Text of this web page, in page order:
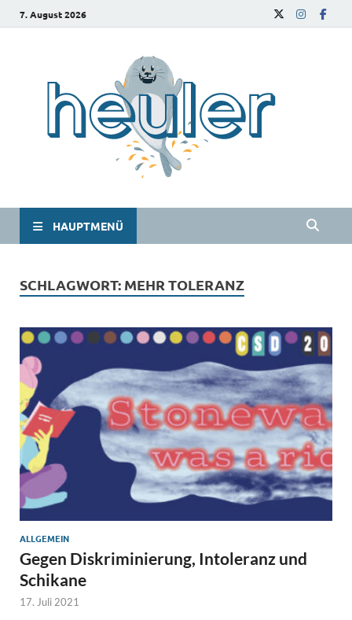
7. August 2026
HAUPTMENÜ
SCHLAGWORT: MEHR TOLERANZ
ALLGEMEIN
Gegen Diskriminierung, Intoleranz und
Schikane
17. Juli 2021